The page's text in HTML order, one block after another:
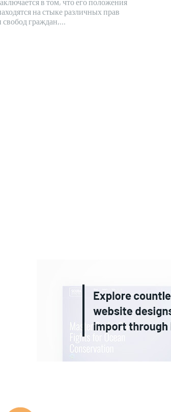
на стыке различных прав
свобод граждан,...